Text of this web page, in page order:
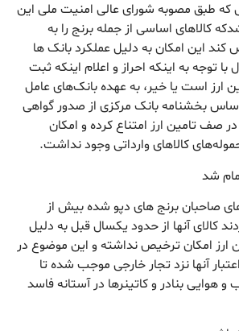
که طبق مصوبه شورای عالی امنیت ملی این
کالاهای اساسی از جمله برنج را به
این امکان به دلیل عملکرد بانک ها
توجه به اینکه احراز و اعلام اینکه ثبت
است یا خیر، به عهده بانک‌های عامل
بخشنامه بانک مرکزی از صدور گواهی
در صف تامین ارز امتناع کرده و امکان
کالاهای وارداتی وجود نداشت.
شد
صاحبان برنج های دپو شده بیش از
کالای آنها از حدود یکسال قبل به دلیل
امکان ترخیص نداشته و این موضوع در
آنها نزد تجار خارجی موجب شده تا
هوایی بنادر و کاتینرها در آستانه فاسد